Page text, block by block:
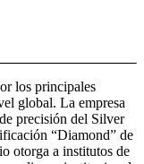
los principales
global. La empresa
de precisión del Silver
“Diamond” de
otorga a institutos de